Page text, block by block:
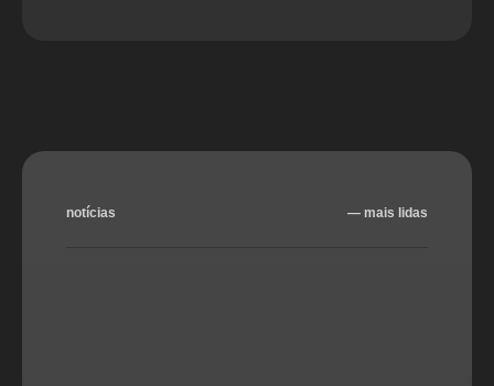
notícias ― mais lidas